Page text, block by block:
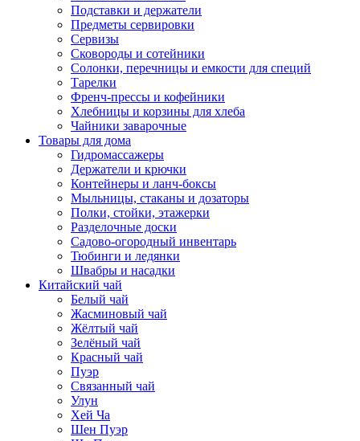
Подставки и держатели
Предметы сервировки
Сервизы
Сковороды и сотейники
Солонки, перечницы и емкости для специй
Тарелки
Френч-прессы и кофейники
Хлебницы и корзины для хлеба
Чайники заварочные
Товары для дома
Гидромассажеры
Держатели и крючки
Контейнеры и ланч-боксы
Мыльницы, стаканы и дозаторы
Полки, стойки, этажерки
Разделочные доски
Садово-огородный инвентарь
Тюбинги и ледянки
Швабры и насадки
Китайский чай
Белый чай
Жасминовый чай
Жёлтый чай
Зелёный чай
Красный чай
Пуэр
Связанный чай
Улун
Хей Ча
Шен Пуэр